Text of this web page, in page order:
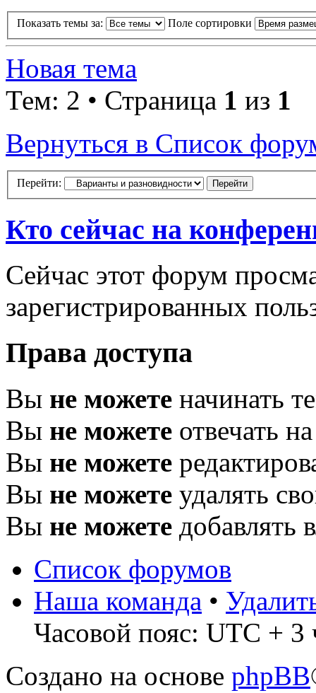
Показать темы за: Поле сортировки
Новая тема
Тем: 2 • Страница 1 из 1
Вернуться в Список
Перейти:
Кто сейчас на
Сейчас этот форум
зарегистрированных
Права доступа
Вы не можете начинать
Вы не можете отвечать
Вы не можете
Вы не можете удалять
Вы не можете добавлять
Список форумов
Наша команда •
Часовой пояс: UTC + 3
Создано на основе phpBB